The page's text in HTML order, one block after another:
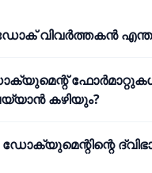
ഡോക് വിവർത്തകൻ
ഫോർമാറ്റുകൾ
കഴിയും?